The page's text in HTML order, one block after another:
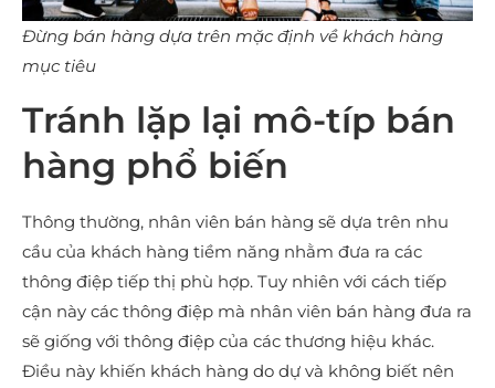
Đừng bán hàng dựa trên mặc định về khách hàng
mục tiêu
Tránh lặp lại mô-típ bán
hàng phổ biến
Thông thường, nhân viên bán hàng sẽ dựa trên nhu
cầu của khách hàng tiềm năng nhằm đưa ra các
thông điệp tiếp thị phù hợp. Tuy nhiên với cách tiếp
cận này các thông điệp mà nhân viên bán hàng đưa ra
sẽ giống với thông điệp của các thương hiệu khác.
Điều này khiến khách hàng do dự và không biết nên